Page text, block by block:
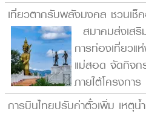
เที่ยวตากรับพลังมงคล ชวน
สมาคมส่งเส
การท่องเที่ยวแ
แม่สอด จัดกิจก
ภายใต้โครงกา
การบินไทยปรับค่าตั๋วเพิ่ม เหตุน้